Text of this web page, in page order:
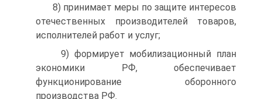
8) принимает меры по защите интересов
отечественных производителей товаров,
исполнителей работ и услуг;
9) формирует мобилизационный план
экономики РФ, обеспечивает
функционирование оборонного
производства РФ.